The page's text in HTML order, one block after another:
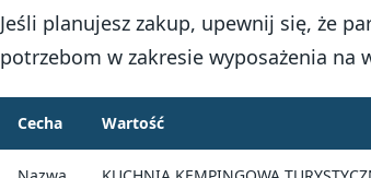
Jeśli planujesz zakup, upewnij się, że
potrzebom w zakresie wyposażenia na
Cecha Wartość